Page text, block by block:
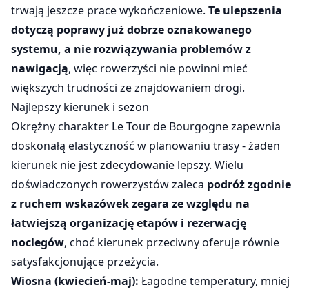
trwają jeszcze prace wykończeniowe. Te ulepszenia
dotyczą poprawy już dobrze oznakowanego
systemu, a nie rozwiązywania problemów z
nawigacją, więc rowerzyści nie powinni mieć
większych trudności ze znajdowaniem drogi.
Najlepszy kierunek i sezon
Okrężny charakter Le Tour de Bourgogne zapewnia
doskonałą elastyczność w planowaniu trasy - żaden
kierunek nie jest zdecydowanie lepszy. Wielu
doświadczonych rowerzystów zaleca podróż zgodnie
z ruchem wskazówek zegara ze względu na
łatwiejszą organizację etapów i rezerwację
noclegów, choć kierunek przeciwny oferuje równie
satysfakcjonujące przeżycia.
Wiosna (kwiecień-maj): Łagodne temperatury, mniej